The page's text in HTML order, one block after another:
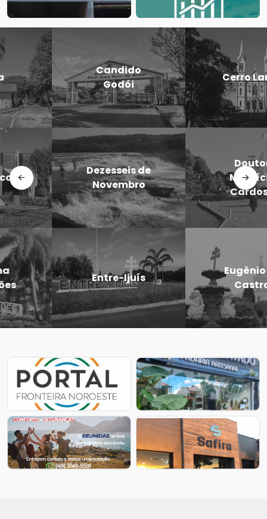
Candido
Godói
Cerro Largo
Dezesseis de
Novembro
Doutor
Maurício
Cardoso
Entre-Ijuís
Eugênio de
Castro